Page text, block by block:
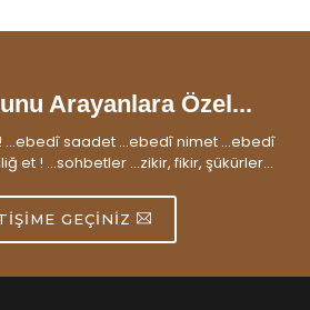
Arayanlara Özel...
...ebedî saadet ...ebedî nimet ...ebedî
et ! ...sohbetler ...zikir, fikir, şükürler...
GEÇINIZ